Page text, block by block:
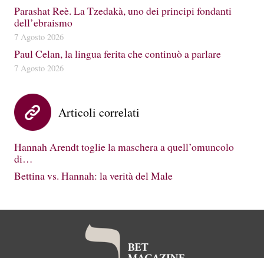
Parashat Reè. La Tzedakà, uno dei principi fondanti
dell’ebraismo
7 Agosto 2026
Paul Celan, la lingua ferita che continuò a parlare
7 Agosto 2026
Articoli correlati
Hannah Arendt toglie la maschera a quell’omuncolo
di…
Bettina vs. Hannah: la verità del Male